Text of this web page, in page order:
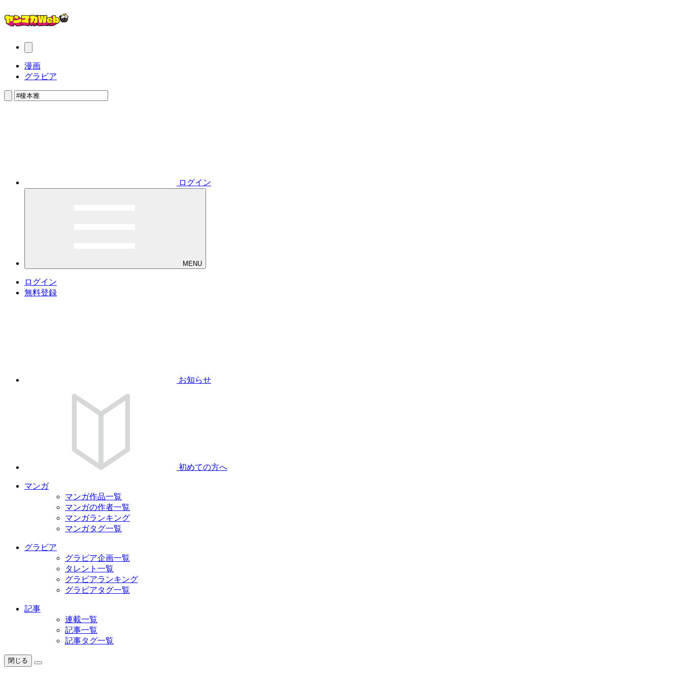
漫画
グラビア
ログイン
MENU
ログイン
無料登録
お知らせ
初めての方へ
マンガ
マンガ作品一覧
マンガの作者一覧
マンガランキング
マンガタグ一覧
グラビア
グラビア企画一覧
タレント一覧
グラビアランキング
グラビアタグ一覧
記事
連載一覧
記事一覧
記事タグ一覧
閉じる